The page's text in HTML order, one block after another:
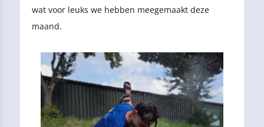
wat voor leuks we hebben meegemaakt deze
maand.